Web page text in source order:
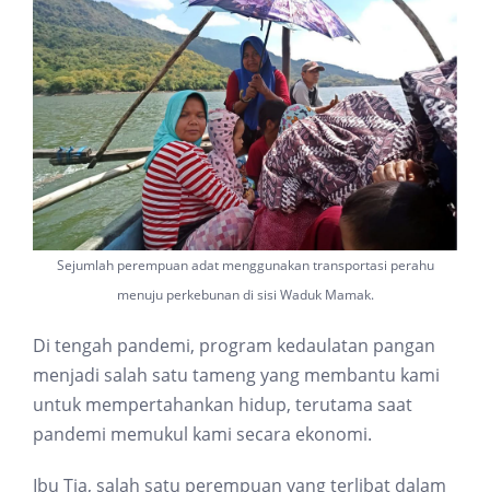
Sejumlah perempuan adat menggunakan transportasi perahu
menuju perkebunan di sisi Waduk Mamak.
Di tengah pandemi, program kedaulatan pangan
menjadi salah satu tameng yang membantu kami
untuk mempertahankan hidup, terutama saat
pandemi memukul kami secara ekonomi.
Ibu Tia, salah satu perempuan yang terlibat dalam